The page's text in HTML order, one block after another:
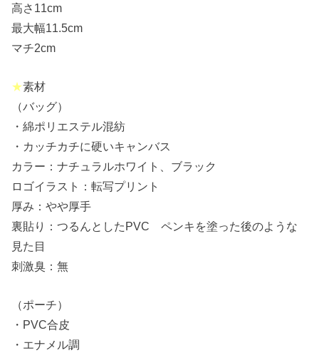
高さ11cm
最大幅11.5cm
マチ2cm
★素材
（バッグ）
・綿ポリエステル混紡
・カッチカチに硬いキャンバス
カラー：ナチュラルホワイト、ブラック
ロゴイラスト：転写プリント
厚み：やや厚手
裏貼り：つるんとしたPVC ペンキを塗った後のような
見た目
刺激臭：無
（ポーチ）
・PVC合皮
・エナメル調